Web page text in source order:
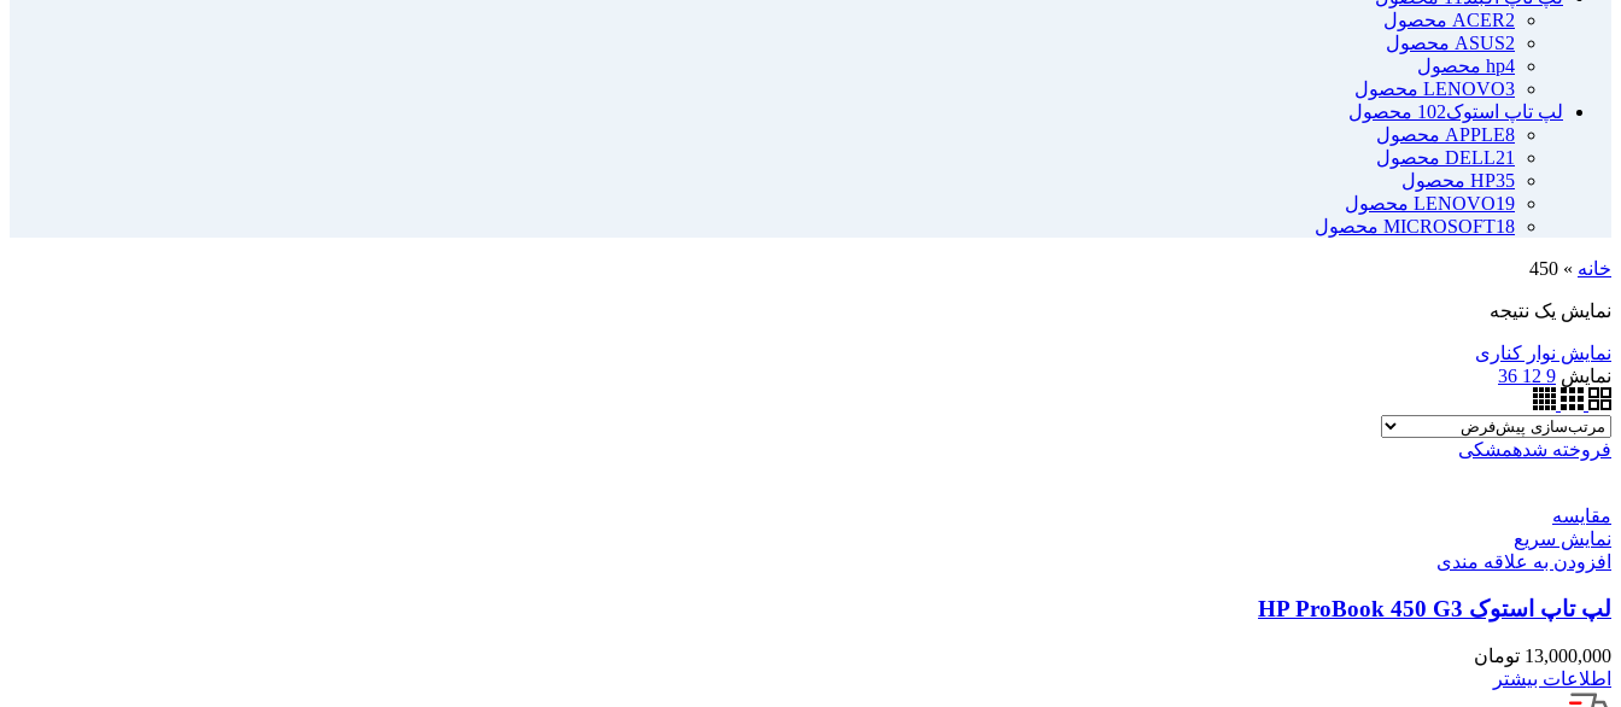
ACER2 محصول
ASUS2 محصول
hp4 محصول
LENOVO3 محصول
لپ تاپ استوک102 محصول
APPLE8 محصول
DELL21 محصول
HP35 محصول
LENOVO19 محصول
MICROSOFT18 محصول
خانه »
450
نمایش یک نتیجه
نمایش نوار کناری
نمایش 9
12
36
فروخته شدهمشکی
مقايسه
نمایش سریع
افزودن به علاقه مندی
لپ تاپ استوک HP ProBook 450 G3
13,000,000 تومان
اطلاعات بیشتر